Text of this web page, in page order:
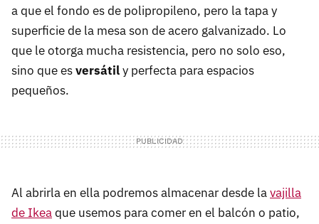
a que el fondo es de polipropileno, pero la tapa y
superficie de la mesa son de acero galvanizado. Lo
que le otorga mucha resistencia, pero no solo eso,
sino que esversátily perfecta para espacios
pequeños.
Al abrirla en ella podremos almacenar desde lavajilla
de Ikeaque usemos para comer en el balcón o patio,